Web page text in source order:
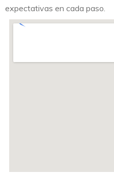
expectativas en cada paso.